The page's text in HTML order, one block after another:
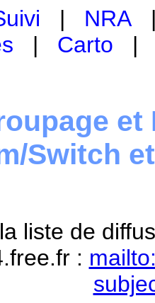
| NRA
| Carto
et
Switch
liste de
: